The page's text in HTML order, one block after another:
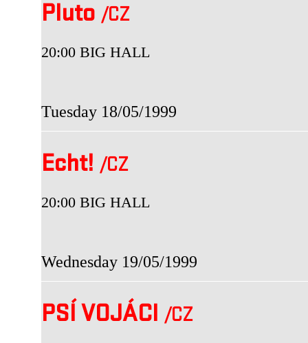
Pluto /CZ
20:00 BIG HALL
Tuesday 18/05/1999
Echt! /CZ
20:00 BIG HALL
Wednesday 19/05/1999
PSÍ VOJÁCI /CZ